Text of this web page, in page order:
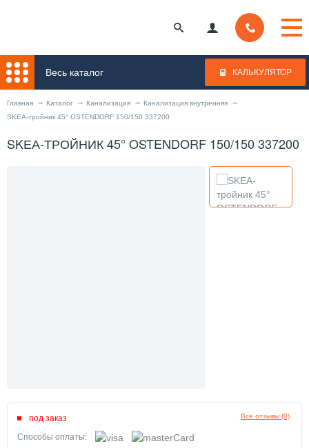
Весь каталог КАЛЬКУЛЯТОР
Главная Каталог Канализация
Канализация внутренняя
SKЕА-тройник 45° OSTENDORF 150/150 337200
SKЕА-ТРОЙНИК 45° OSTENDORF 150/150 337200
Все отзывы (0)
под заказ
Способы оплаты: